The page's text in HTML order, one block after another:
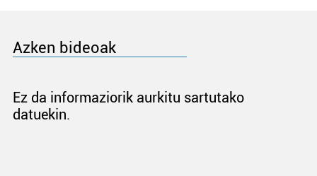
Azken bideoak
Ez da informaziorik aurkitu sartutako
datuekin.